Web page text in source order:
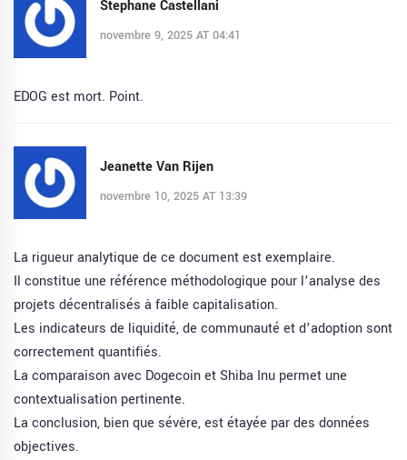
Stephane Castellani
novembre 9, 2025 AT 04:41
EDOG est mort. Point.
Jeanette Van Rijen
novembre 10, 2025 AT 13:39
La rigueur analytique de ce document est exemplaire.
Il constitue une référence méthodologique pour l’analyse des
projets décentralisés à faible capitalisation.
Les indicateurs de liquidité, de communauté et d’adoption sont
correctement quantifiés.
La comparaison avec Dogecoin et Shiba Inu permet une
contextualisation pertinente.
La conclusion, bien que sévère, est étayée par des données
objectives.